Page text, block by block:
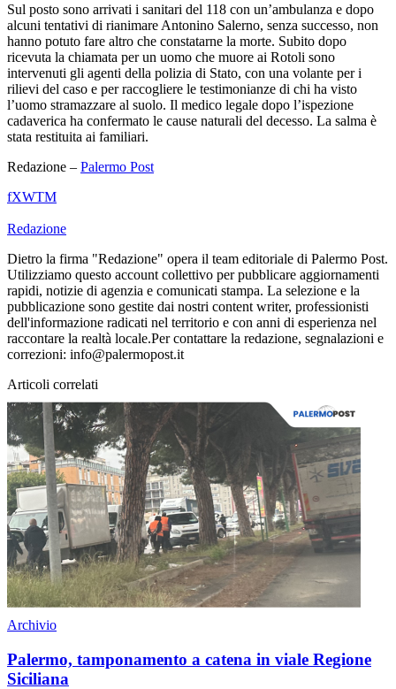
Sul posto sono arrivati i sanitari del 118 con un’ambulanza e dopo
alcuni tentativi di rianimare Antonino Salerno, senza successo, non
hanno potuto fare altro che constatarne la morte. Subito dopo
ricevuta la chiamata per un uomo che muore ai Rotoli sono
intervenuti gli agenti della polizia di Stato, con una volante per i
rilievi del caso e per raccogliere le testimonianze di chi ha visto
l’uomo stramazzare al suolo. Il medico legale dopo l’ispezione
cadaverica ha confermato le cause naturali del decesso. La salma è
stata restituita ai familiari.
Redazione – Palermo Post
fXWTM
Redazione
Dietro la firma "Redazione" opera il team editoriale di Palermo Post.
Utilizziamo questo account collettivo per pubblicare aggiornamenti
rapidi, notizie di agenzia e comunicati stampa. La selezione e la
pubblicazione sono gestite dai nostri content writer, professionisti
dell'informazione radicati nel territorio e con anni di esperienza nel
raccontare la realtà locale.Per contattare la redazione, segnalazioni e
correzioni: info@palermopost.it
Articoli correlati
Archivio
Palermo, tamponamento a catena in viale Regione
Siciliana